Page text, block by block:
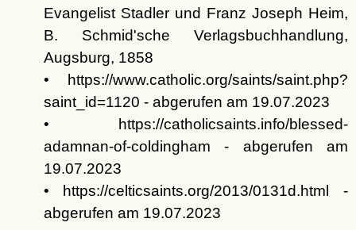
Evangelist Stadler und Franz Joseph Heim,
B. Schmid'sche Verlagsbuchhandlung,
Augsburg, 1858
• https://www.catholic.org/saints/saint.php?
saint_id=1120 - abgerufen am 19.07.2023
• https://catholicsaints.info/blessed-
adamnan-of-coldingham - abgerufen am
19.07.2023
• https://celticsaints.org/2013/0131d.html -
abgerufen am 19.07.2023